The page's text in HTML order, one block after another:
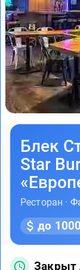
Блек
Star
Ресторан ·
до
Закрыт